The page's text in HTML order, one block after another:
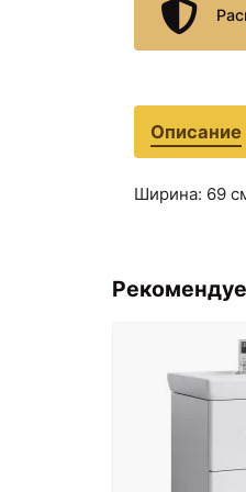
Описание
Ширина: 69